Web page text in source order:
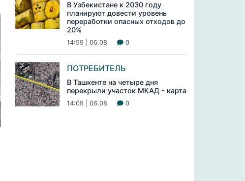
В Узбекистане к 2030 году
планируют довести уровень
переработки опасных отходов до
20%
14:59 | 06.08 0
ПОТРЕБИТЕЛЬ
В Ташкенте на четыре дня
перекрыли участок МКАД - карта
14:09 | 06.08 0